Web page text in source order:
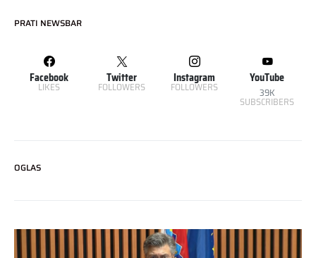
PRATI NEWSBAR
Facebook
LIKES
Twitter
FOLLOWERS
Instagram
FOLLOWERS
YouTube
39K
SUBSCRIBERS
OGLAS